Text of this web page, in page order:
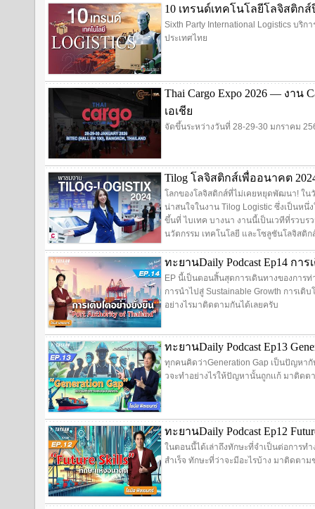
10 เทรนด์เทคโนโลยีโลจิสติกส์ปี
Sixth Party International Logistics บริก
ประเทศไทย
Thai Cargo Expo 2026 — งาน
เอเชีย
จัดขึ้นระหว่างวันที่ 28-29-30 มกราคม
Tilog โลจิสติกส์เพื่ออนาคต 2024
โลกของโลจิสติกส์ที่ไม่เคยหยุดพัฒนา! ใ
น่าสนใจในงาน Tilog Logistic ซึ่งเป็นห
ขึ้นที่ ไบเทค บางนา งานนี้เป็นเวทีที่รวบ
นวัตกรรม เทคโนโลยี และโซลูชันโลจิสติ
ทะยานDaily Podcast Ep14 กา
EP นี้เป็นตอนสิ้นสุดการเดินทางของการท่
การนำไปสู่ Sustainable Growth การเติบ
อย่างไรมาติดตามกันได้เลยครับ
ทะยานDaily Podcast Ep13
ทุกคนคิดว่าGeneration Gap เป็นปัญหา
วจะทำอย่างไรให้ปัญหานั้นถูกเเก้ มาติด
ทะยานDaily Podcast Ep12
ในตอนนี้ได้เล่าถึงทักษะที่จำเป็นต่อการท
สำเร็จ ทักษะที่ว่าจะมีอะไรบ้าง มาติดตา